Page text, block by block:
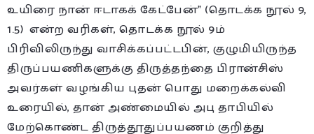
உயிரை நான் ஈடாகக் கேட்பேன்” (தொடக்க நூல் 9,
1.5) என்ற வரிகள், தொடக்க நூல் 9ம்
பிரிவிலிருந்து வாசிக்கப்பட்டபின், குழுமியிருந்த
திருப்பயணிகளுக்கு திருத்தந்தை பிரான்சிஸ்
அவர்கள் வழங்கிய புதன் பொது மறைக்கல்வி
உரையில், தான் அண்மையில் அபு தாபியில்
மேற்கொண்ட திருத்தூதுப்பயணம் குறித்து